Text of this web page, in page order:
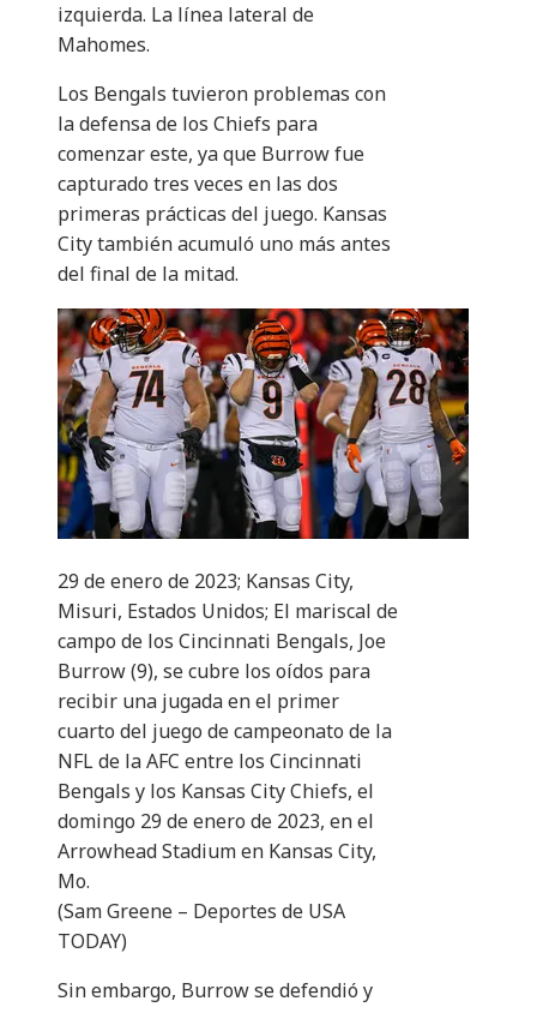
izquierda. La línea lateral de
Mahomes.
Los Bengals tuvieron problemas con
la defensa de los Chiefs para
comenzar este, ya que Burrow fue
capturado tres veces en las dos
primeras prácticas del juego. Kansas
City también acumuló uno más antes
del final de la mitad.
29 de enero de 2023; Kansas City,
Misuri, Estados Unidos; El mariscal de
campo de los Cincinnati Bengals, Joe
Burrow (9), se cubre los oídos para
recibir una jugada en el primer
cuarto del juego de campeonato de la
NFL de la AFC entre los Cincinnati
Bengals y los Kansas City Chiefs, el
domingo 29 de enero de 2023, en el
Arrowhead Stadium en Kansas City,
Mo.
(Sam Greene – Deportes de USA
TODAY)
Sin embargo, Burrow se defendió y